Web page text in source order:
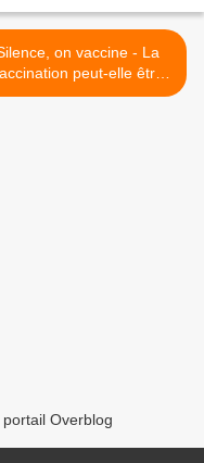
on vaccine - La
peut-elle être
dangereuse ? >
Overblog